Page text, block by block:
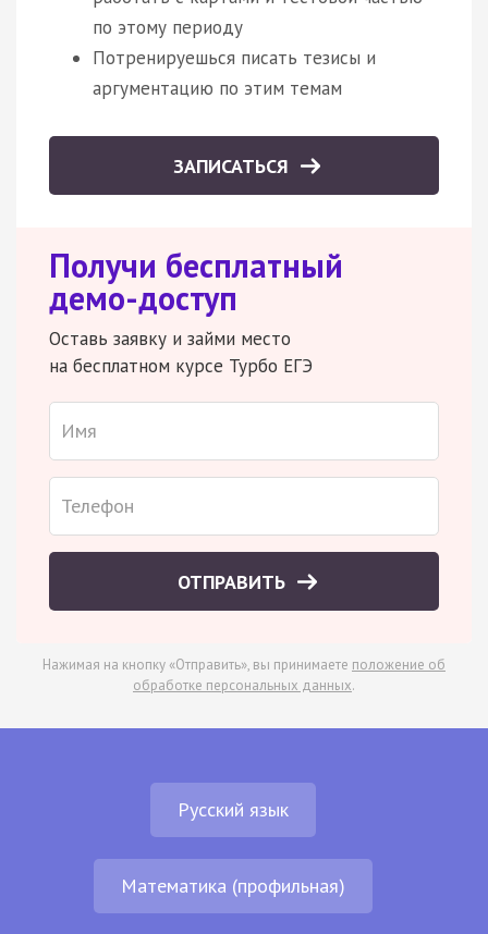
по этому периоду
Потренируешься писать тезисы и
аргументацию по этим темам
ЗАПИСАТЬСЯ
Получи бесплатный
демо-доступ
Оставь заявку и займи место
на бесплатном курсе Турбо ЕГЭ
ОТПРАВИТЬ
Нажимая на кнопку «Отправить», вы принимаете положение об
обработке персональных данных.
Русский язык
Математика (профильная)